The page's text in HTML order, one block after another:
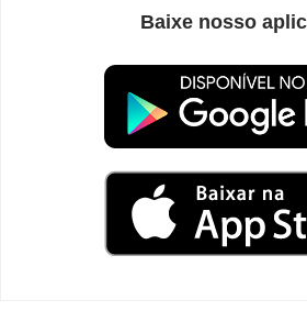
Baixe nosso